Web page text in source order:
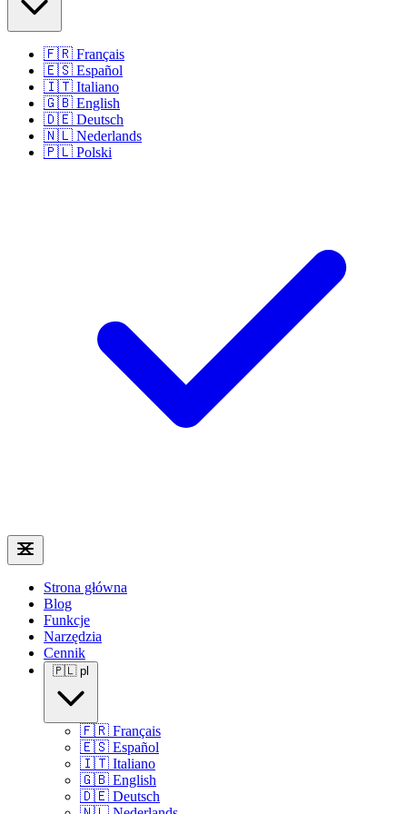
🇫🇷 Français
🇪🇸 Español
🇮🇹 Italiano
🇬🇧 English
🇩🇪 Deutsch
🇳🇱 Nederlands
🇵🇱 Polski
Strona główna
Blog
Funkcje
Narzędzia
Cennik
🇵🇱 pl
🇫🇷 Français
🇪🇸 Español
🇮🇹 Italiano
🇬🇧 English
🇩🇪 Deutsch